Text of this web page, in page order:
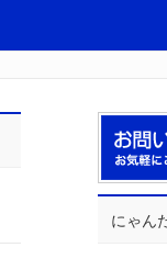
にゃん